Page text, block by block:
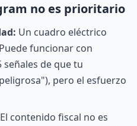
no es prioritario
Un cuadro eléctrico
funcionar con
de que tu
pero el esfuerzo
El contenido fiscal no es